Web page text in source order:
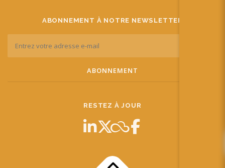
ABONNEMENT À NOTRE NEWSLETTER
RESTEZ À JOUR